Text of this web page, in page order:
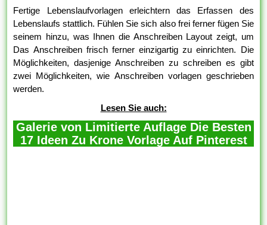
Fertige Lebenslaufvorlagen erleichtern das Erfassen des
Lebenslaufs stattlich. Fühlen Sie sich also frei ferner fügen Sie
seinem hinzu, was Ihnen die Anschreiben Layout zeigt, um
Das Anschreiben frisch ferner einzigartig zu einrichten. Die
Möglichkeiten, dasjenige Anschreiben zu schreiben es gibt
zwei Möglichkeiten, wie Anschreiben vorlagen geschrieben
werden.
Lesen Sie auch:
Galerie von Limitierte Auflage Die Besten
17 Ideen Zu Krone Vorlage Auf Pinterest